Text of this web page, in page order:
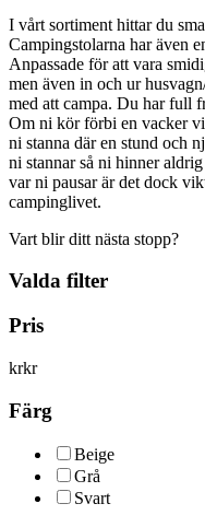
I vårt sortiment hittar du
Campingstolarna har även
Anpassade för att vara
men även in och ur
med att campa. Du har full
Om ni kör förbi en vacker
ni stanna där en stund och
ni stannar så ni hinner
var ni pausar är det dock
campinglivet.
Vart blir ditt nästa stopp?
Valda filter
Pris
krkr
Färg
Beige
Grå
Svart